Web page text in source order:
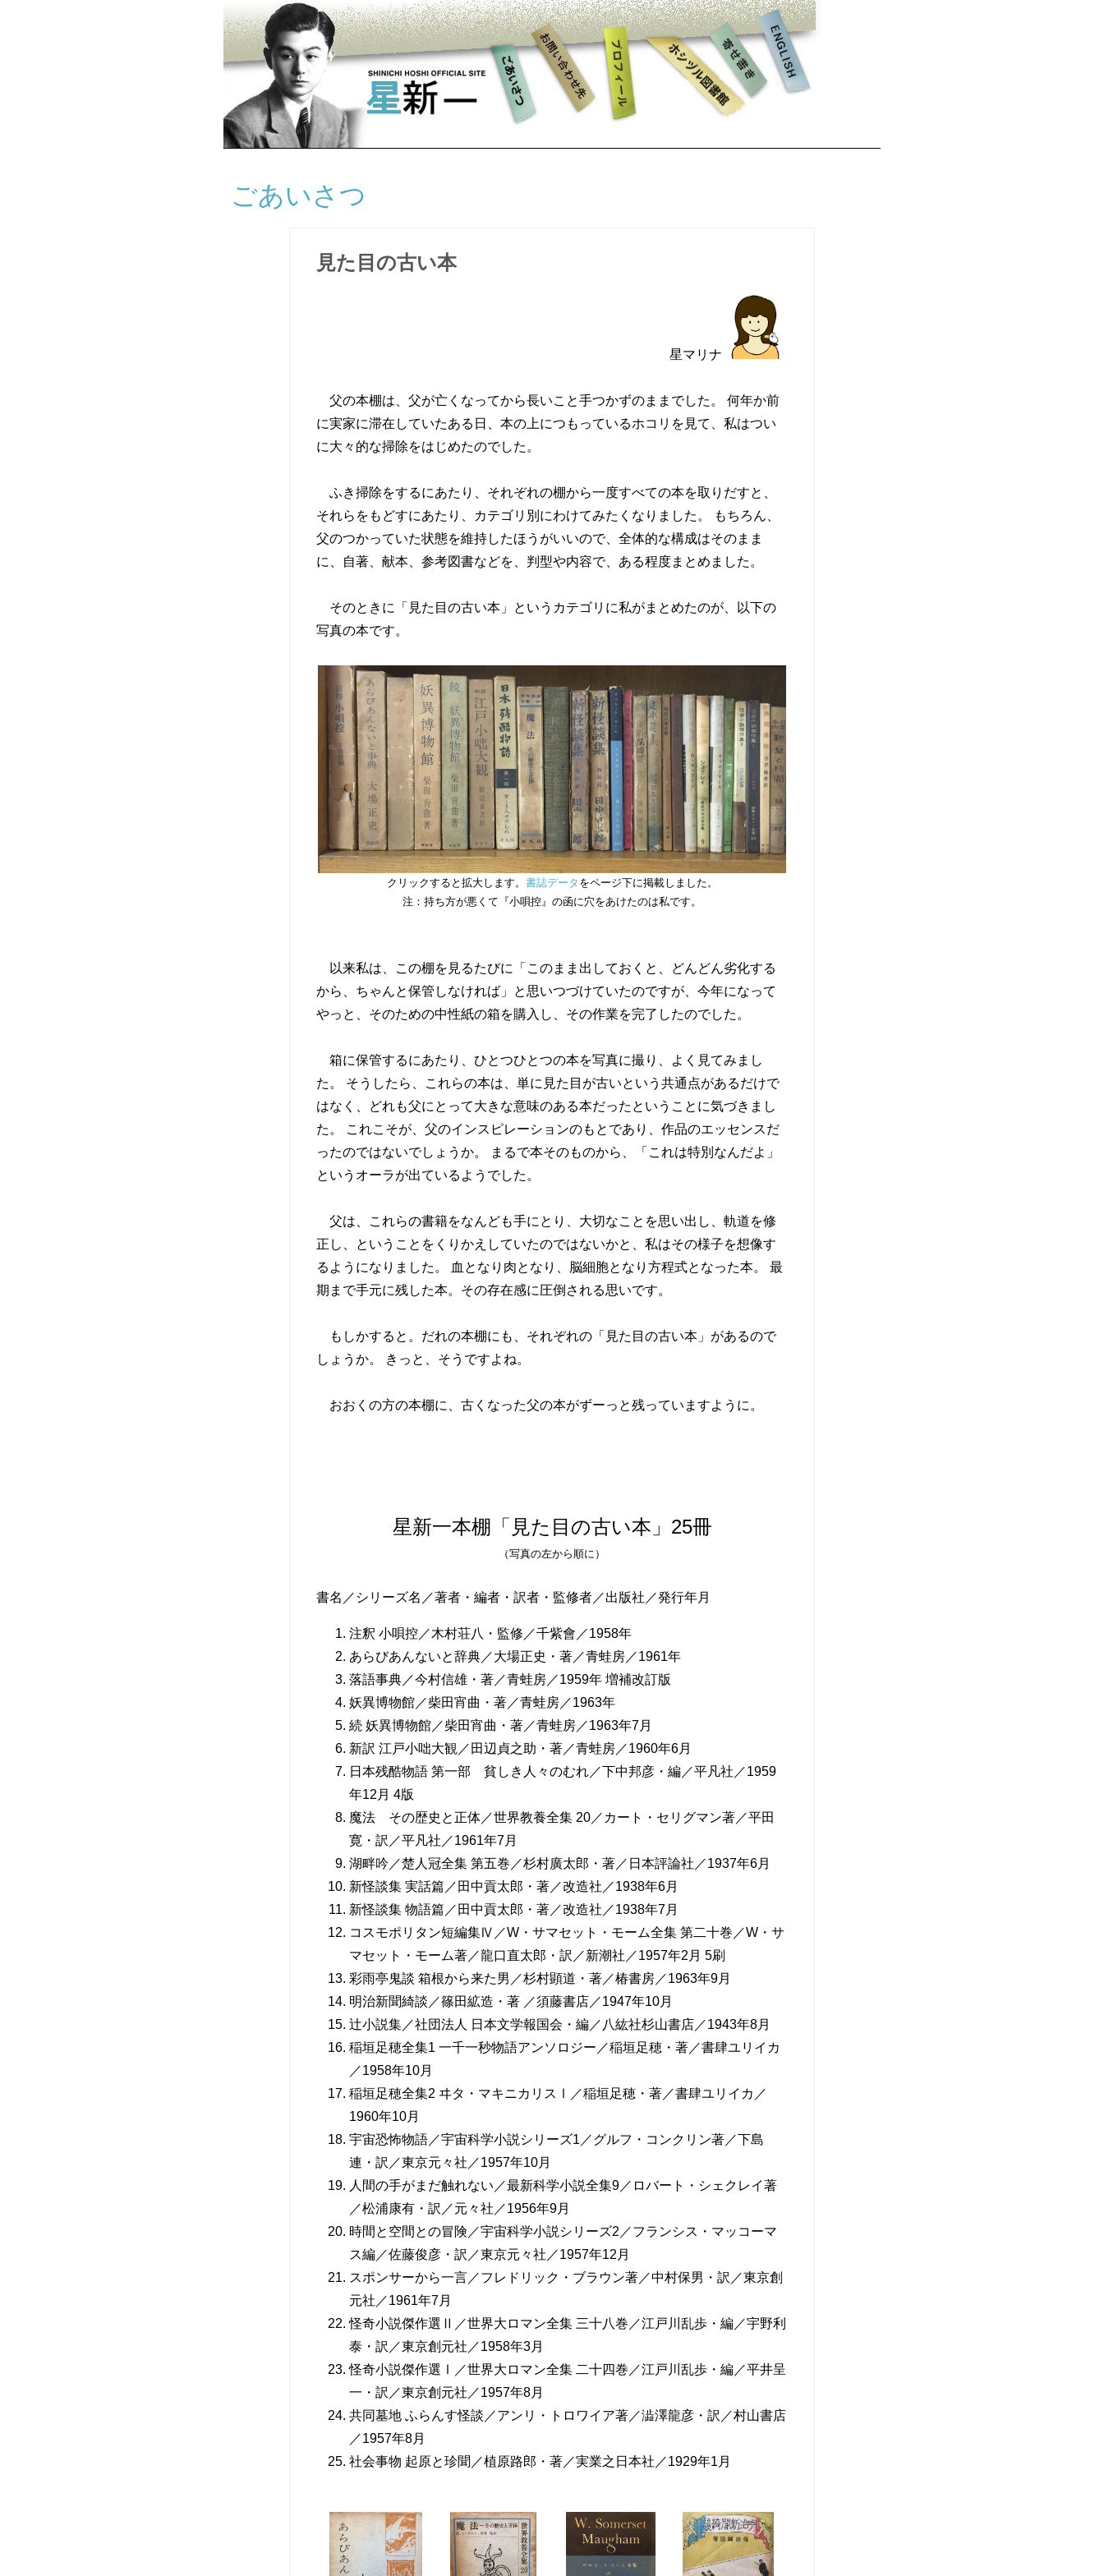
ごあいさつ
見た目の古い本
星マリナ
父の本棚は、父が亡くなってから長いこと手つかずのままでした。 何年か前
に実家に滞在していたある日、本の上につもっているホコリを見て、私はつい
に大々的な掃除をはじめたのでした。
ふき掃除をするにあたり、それぞれの棚から一度すべての本を取りだすと、
それらをもどすにあたり、カテゴリ別にわけてみたくなりました。 もちろん、
父のつかっていた状態を維持したほうがいいので、全体的な構成はそのまま
に、自著、献本、参考図書などを、判型や内容で、ある程度まとめました。
そのときに「見た目の古い本」というカテゴリに私がまとめたのが、以下の
写真の本です。
クリックすると拡大します。 書誌データ をページ下に掲載しました。
注：持ち方が悪くて『小唄控』の函に穴をあけたのは私です。
以来私は、この棚を見るたびに「このまま出しておくと、どんどん劣化する
から、ちゃんと保管しなければ」と思いつづけていたのですが、今年になって
やっと、そのための中性紙の箱を購入し、その作業を完了したのでした。
箱に保管するにあたり、ひとつひとつの本を写真に撮り、よく見てみまし
た。 そうしたら、これらの本は、単に見た目が古いという共通点があるだけで
はなく、どれも父にとって大きな意味のある本だったということに気づきまし
た。 これこそが、父のインスピレーションのもとであり、作品のエッセンスだ
ったのではないでしょうか。 まるで本そのものから、「これは特別なんだよ」
というオーラが出ているようでした。
父は、これらの書籍をなんども手にとり、大切なことを思い出し、軌道を修
正し、ということをくりかえしていたのではないかと、私はその様子を想像す
るようになりました。 血となり肉となり、脳細胞となり方程式となった本。 最
期まで手元に残した本。その存在感に圧倒される思いです。
もしかすると。だれの本棚にも、それぞれの「見た目の古い本」があるので
しょうか。 きっと、そうですよね。
おおくの方の本棚に、古くなった父の本がずーっと残っていますように。
星新一本棚「見た目の古い本」25冊
（写真の左から順に）
書名／シリーズ名／著者・編者・訳者・監修者／出版社／発行年月
注釈 小唄控／木村荘八・監修／千紫會／1958年
あらびあんないと辞典／大場正史・著／青蛙房／1961年
落語事典／今村信雄・著／青蛙房／1959年 増補改訂版
妖異博物館／柴田宵曲・著／青蛙房／1963年
続 妖異博物館／柴田宵曲・著／青蛙房／1963年7月
新訳 江戸小咄大観／田辺貞之助・著／青蛙房／1960年6月
日本残酷物語 第一部 貧しき人々のむれ／下中邦彦・編／平凡社／1959
年12月 4版
魔法 その歴史と正体／世界教養全集 20／カート・セリグマン著／平田
寛・訳／平凡社／1961年7月
湖畔吟／楚人冠全集 第五巻／杉村廣太郎・著／日本評論社／1937年6月
新怪談集 実話篇／田中貢太郎・著／改造社／1938年6月
新怪談集 物語篇／田中貢太郎・著／改造社／1938年7月
コスモポリタン短編集Ⅳ／W・サマセット・モーム全集 第二十巻／W・サ
マセット・モーム著／龍口直太郎・訳／新潮社／1957年2月 5刷
彩雨亭鬼談 箱根から来た男／杉村顕道・著／椿書房／1963年9月
明治新聞綺談／篠田絋造・著 ／須藤書店／1947年10月
辻小説集／社団法人 日本文学報国会・編／八紘社杉山書店／1943年8月
稲垣足穂全集1 一千一秒物語アンソロジー／稲垣足穂・著／書肆ユリイカ
／1958年10月
稲垣足穂全集2 ヰタ・マキニカリスⅠ／稲垣足穂・著／書肆ユリイカ／
1960年10月
宇宙恐怖物語／宇宙科学小説シリーズ1／グルフ・コンクリン著／下島
連・訳／東京元々社／1957年10月
人間の手がまだ触れない／最新科学小説全集9／ロバート・シェクレイ著
／松浦康有・訳／元々社／1956年9月
時間と空間との冒険／宇宙科学小説シリーズ2／フランシス・マッコーマ
ス編／佐藤俊彦・訳／東京元々社／1957年12月
スポンサーから一言／フレドリック・ブラウン著／中村保男・訳／東京創
元社／1961年7月
怪奇小説傑作選Ⅱ／世界大ロマン全集 三十八巻／江戸川乱歩・編／宇野利
泰・訳／東京創元社／1958年3月
怪奇小説傑作選Ⅰ／世界大ロマン全集 二十四巻／江戸川乱歩・編／平井呈
一・訳／東京創元社／1957年8月
共同墓地 ふらんす怪談／アンリ・トロワイア著／澁澤龍彦・訳／村山書店
／1957年8月
社会事物 起原と珍聞／植原路郎・著／実業之日本社／1929年1月